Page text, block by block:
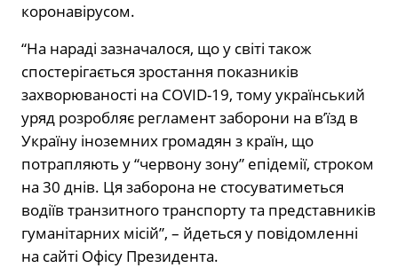
коронавірусом.
“На нараді зазначалося, що у світі також
спостерігається зростання показників
захворюваності на COVID-19, тому український
уряд розробляє регламент заборони на в’їзд в
Україну іноземних громадян з країн, що
потрапляють у “червону зону” епідемії, строком
на 30 днів. Ця заборона не стосуватиметься
водіїв транзитного транспорту та представників
гуманітарних місій”, – йдеться у повідомленні
на сайті Офісу Президента.